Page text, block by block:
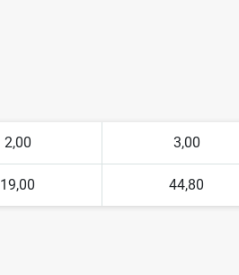
2,00 3,00
19,00 44,80